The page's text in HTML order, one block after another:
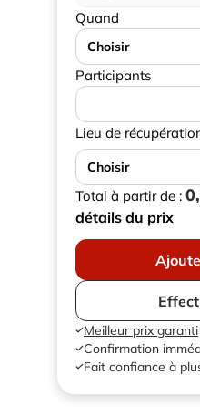
Quand
Choisir
Participants
Lieu de
Choisir
Total à partir de :
détails du prix
Meilleur prix garanti
Confirmation
Fait confiance à